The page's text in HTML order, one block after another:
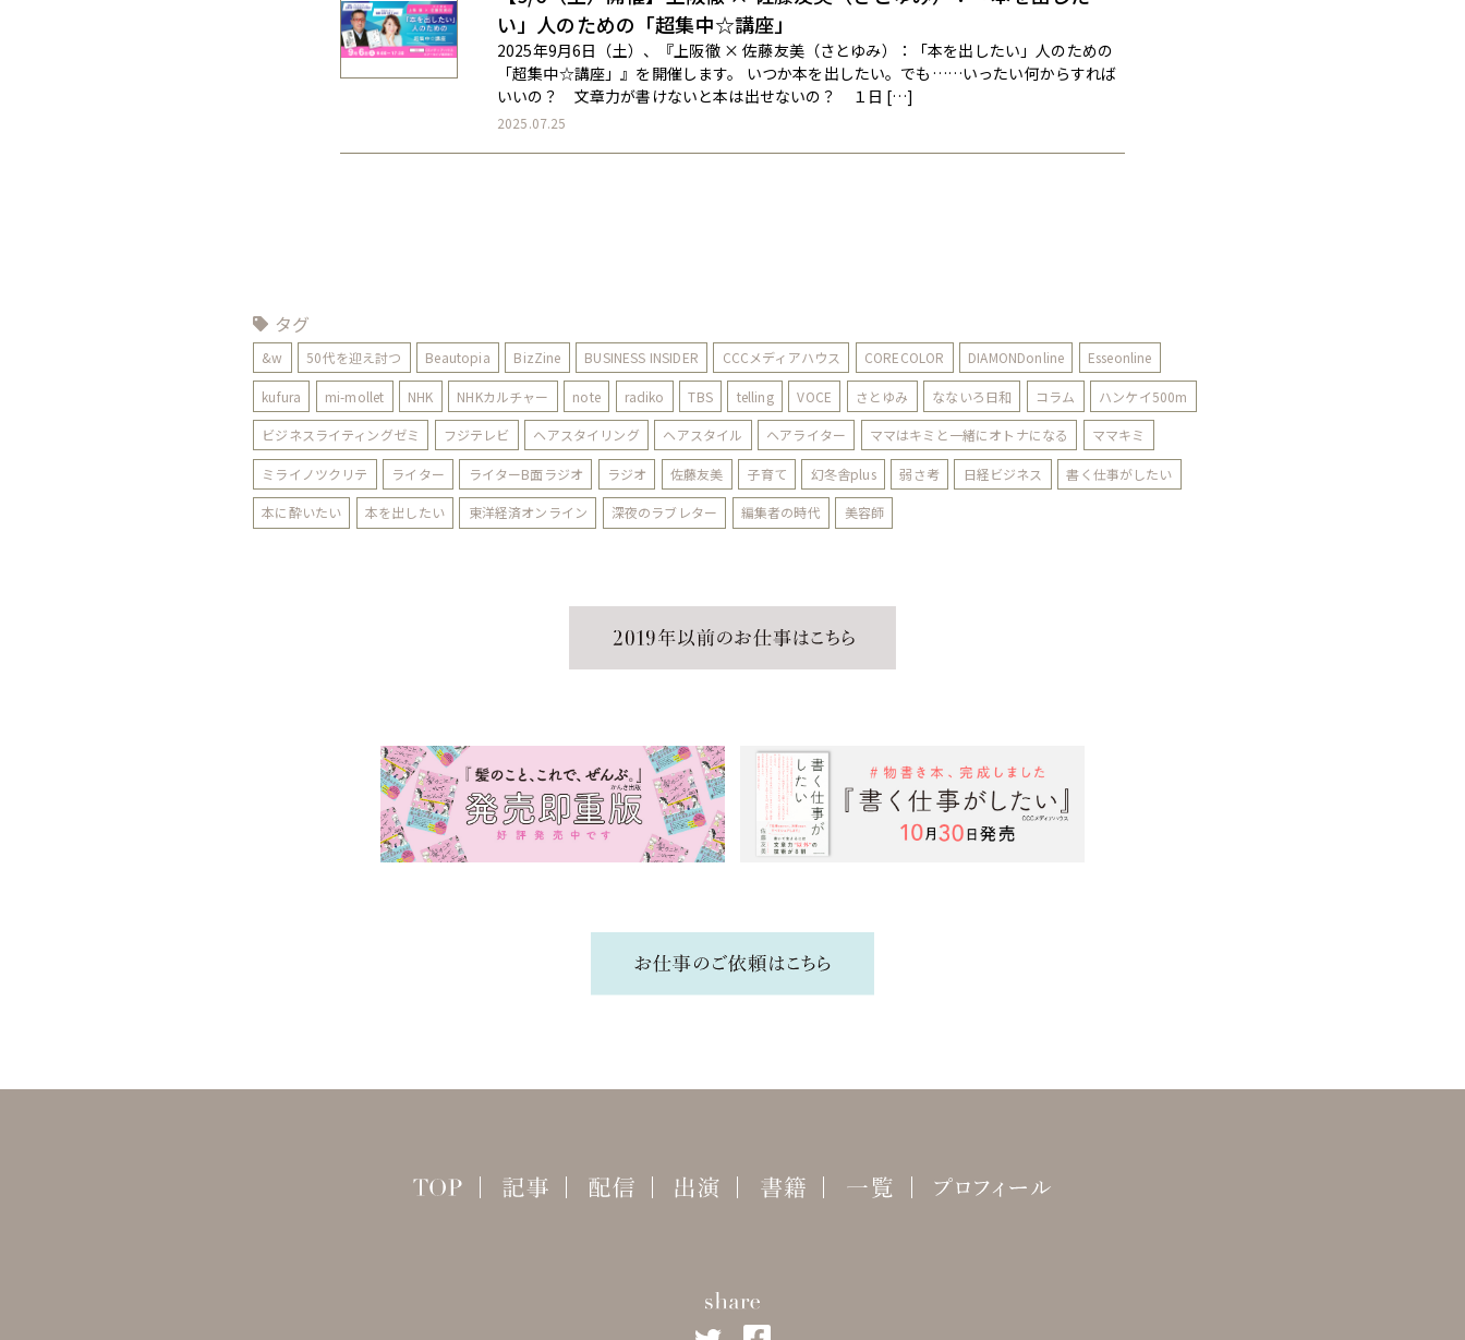
い」人のための「超集中☆講座」
2025年9月6日（土）、『上阪徹 × 佐藤友美（さとゆみ）：「本を出したい」人のための
「超集中☆講座」』を開催します。 いつか本を出したい。でも……いったい何からすれば
いいの？ 文章力が書けないと本は出せないの？ １日 […]
2025.07.25
タグ
&w 50代を迎え討つ Beautopia BizZine BUSINESS INSIDER CCCメディアハウス CORECOLOR DIAMONDonline Esseonline
kufura mi-mollet NHK NHKカルチャー note radiko TBS telling VOCE さとゆみ なないろ日和 コラム ハンケイ500m
ビジネスライティングゼミ フジテレビ ヘアスタイリング ヘアスタイル ヘアライター ママはキミと一緒にオトナになる ママキミ
ミライノツクリテ ライター ライターB面ラジオ ラジオ 佐藤友美 子育て 幻冬舎plus 弱さ考 日経ビジネス 書く仕事がしたい
本に酔いたい 本を出したい 東洋経済オンライン 深夜のラブレター 編集者の時代 美容師